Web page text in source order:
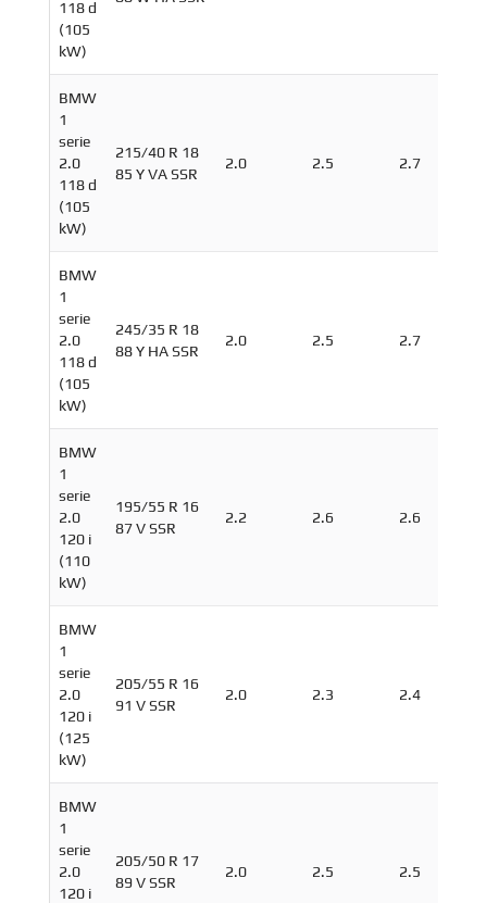
118 d
(105
kW)
BMW
1
serie
2.0
118 d
(105
kW)
215/40 R 18
85 Y VA SSR
2.0 2.5 2.7
BMW
1
serie
2.0
118 d
(105
kW)
245/35 R 18
88 Y HA SSR
2.0 2.5 2.7
BMW
1
serie
2.0
120 i
(110
kW)
195/55 R 16
87 V SSR
2.2 2.6 2.6
BMW
1
serie
2.0
120 i
(125
kW)
205/55 R 16
91 V SSR
2.0 2.3 2.4
BMW
1
serie
2.0
120 i
205/50 R 17
89 V SSR
2.0 2.5 2.5